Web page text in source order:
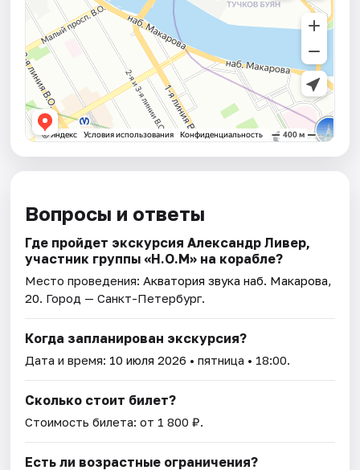
Вопросы и ответы
Где пройдет экскурсия Александр Ливер,
участник группы «Н.О.М» на корабле?
Место проведения:Акватория звука наб. Макарова,
20. Город — Санкт-Петербург.
Когда запланирован экскурсия?
Дата и время: 10 июля 2026 • пятница • 18:00.
Сколько стоит билет?
Стоимость билета: от 1 800 ₽.
Есть ли возрастные ограничения?